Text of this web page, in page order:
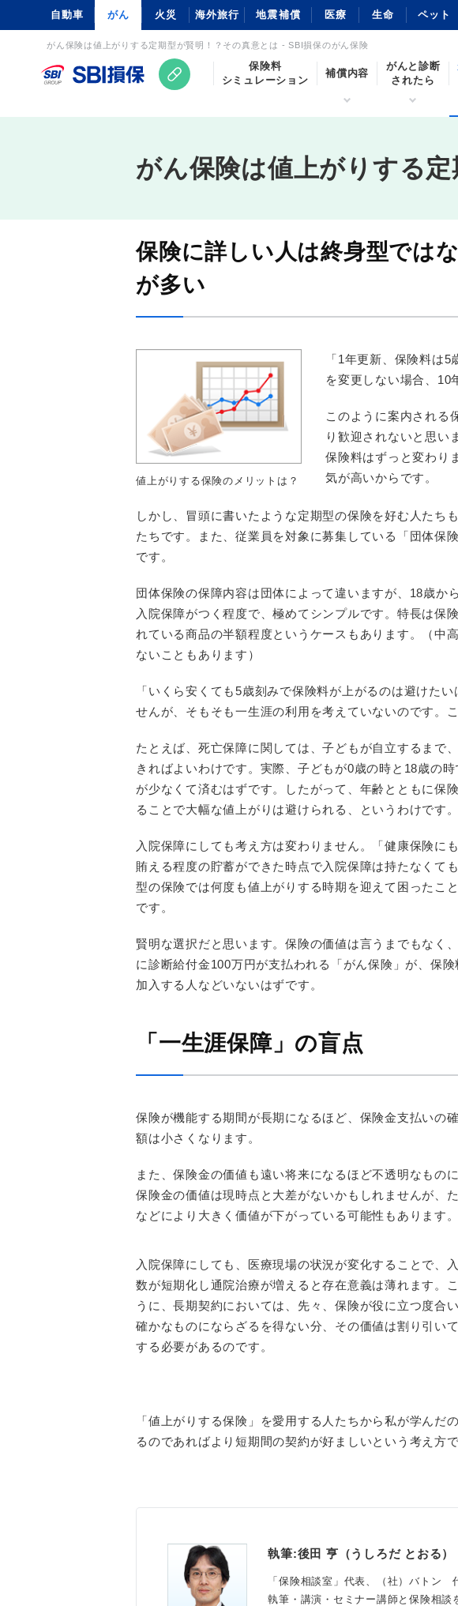
自動車 がん 火災 海外旅行 地震補償 医療 生命 ペット
がん保険は値上がりする定期型が賢明！？その真意とは - SBI損保のがん保険
保険料
シミュレーション
補償内容
がんと診断
されたら
がん保険は値上がりする
保険に詳しい人は終身型では
が多い
値上がりする保険のメリットは？
「1年更新、保険料は
を変更しない場合、10
このように案内される
り歓迎されないと思い
保険料はずっと変わり
気が高いからです。
しかし、冒頭に書いたような定期型の保険を好む人たち
たちです。また、従業員を対象に募集している「団体保
です。
団体保険の保障内容は団体によって違いますが、18歳か
入院保障がつく程度で、極めてシンプルです。特長は保
れている商品の半額程度というケースもあります。（中
ないこともあります）
「いくら安くても5歳刻みで保険料が上がるのは避けた
せんが、そもそも一生涯の利用を考えていないのです。
たとえば、死亡保障に関しては、子どもが自立するまで
きればよいわけです。実際、子どもが0歳の時と18歳の
が少なくて済むはずです。したがって、年齢とともに保
ることで大幅な値上がりは避けられる、というわけです。
入院保障にしても考え方は変わりません。「健康保険に
賄える程度の貯蓄ができた時点で入院保障は持たなくて
型の保険では何度も値上がりする時期を迎えて困ったこ
です。
賢明な選択だと思います。保険の価値は言うまでもなく
に診断給付金100万円が支払われる「がん保険」が、保
加入する人などいないはずです。
「一生涯保障」の盲点
保険が機能する期間が長期になるほど、保険金支払いの
額は小さくなります。
また、保険金の価値も遠い将来になるほど不透明なもの
保険金の価値は現時点と大差がないかもしれませんが、
などにより大きく価値が下がっている可能性もあります。
入院保障にしても、医療現場の状況が変化することで、
数が短期化し通院治療が増えると存在意義は薄れます。
うに、長期契約においては、先々、保険が役に立つ度合
確かなものにならざるを得ない分、その価値は割り引い
する必要があるのです。
「値上がりする保険」を愛用する人たちから私が学んだ
るのであればより短期間の契約が好ましいという考え方で
執筆:後田 亨（うしろだ とおる）
「保険相談室」代表、（社）バトン
執筆・講演・セミナー講師と保険相談